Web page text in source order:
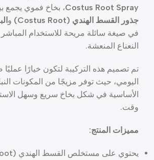
Costus Root Spray، بخاخ فموي يجمع
جذور القسط الهندي (Costus Root)
و
في صيغة سائلة مريحة للاستخدام
النعناع المنعشة.
تم تصميم هذه التركيبة لتكون خيارًا
اليومي، حيث توفر مزيجًا من المكونات
الأساسية في شكل بخاخ سريع وسهل
وقت.
مميزات المنتج: